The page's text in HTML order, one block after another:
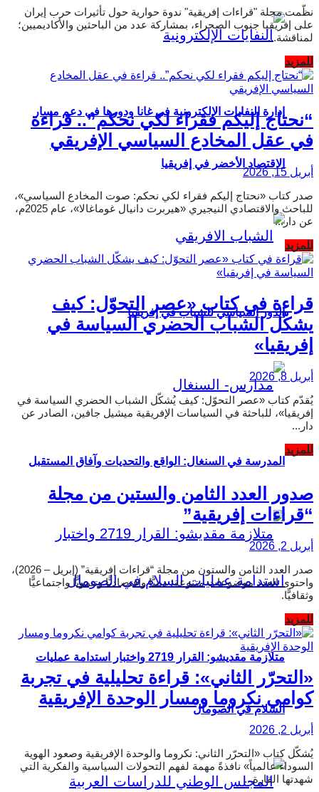
إدارة النفايات الإلكترونية في غانا ودورها في دعم مسار
الاقتصاد الأخضر في إفريقيا
الدور السياسي للشباب في إفريقيا
المدرسة في السنغال: الواقع والتحديات وآفاق المستقبل
متلازمة مقديشو: القرار 2719 واختبار استدامة عمليات
السلام في الصومال
نظّمت مجلة "قراءات إفريقية" ندوة حوارية حول تأثيرات حرب إيران
على إفريقيا جنوب الصحراء، بمشاركة عدد من الباحثين والأكاديميين؛
لمناقشة...
للمزيدDetails
“نحتاج إليكم فقراء لكي نحكم”.. قراءة
في عقل المخادع السياسي الإفريقي
أبريل 15, 2026
صدر كتاب «نحتاج إليكم فقراء لكي نحكم: صوت المخادع السياسي»،
للباحث والاقتصادي النيجيري «هيربرت دانيال غوماغالا»، عام 2025م،
عن دار...
للمزيدDetails
قراءة في كتاب «عصر التحوّل: كيف
يشكّل الشباب الحضري السياسة في
إفريقيا»
أبريل 8, 2026
يُقدّم كتاب «عصر التحوّل: كيف يُشكّل الشباب الحضري السياسة في
إفريقيا»، للباحثة في السياسات الإفريقية ميشيل جافين، الصادر عن
دار...
للمزيدDetails
صدور العدد الثامن والستين من مجلة
“قراءات إفريقية”
أبريل 2, 2026
صدر العدد الثامن والستون من مجلة “قراءات إفريقية” (إبريل – 2026)،
واحتوى العدد موضوعات متنوعة؛ دينيًّا واقتصاديًّا وتنمويًّا واجتماعيًّا
وثقافيًّا.
للمزيدDetails
«التحرّر الثاني»: قراءة تحليلية في تجربة
كوامي نكروما ومسار الوحدة الإفريقية
أبريل 2, 2026
يُشكّل كتاب «التحرّر الثاني: نكروما والوحدة الإفريقية وصعود الهوية
السوداء عالمياً» نافذةً مهمة لفهم التحولات السياسية والفكرية التي
شهدتها القارة...